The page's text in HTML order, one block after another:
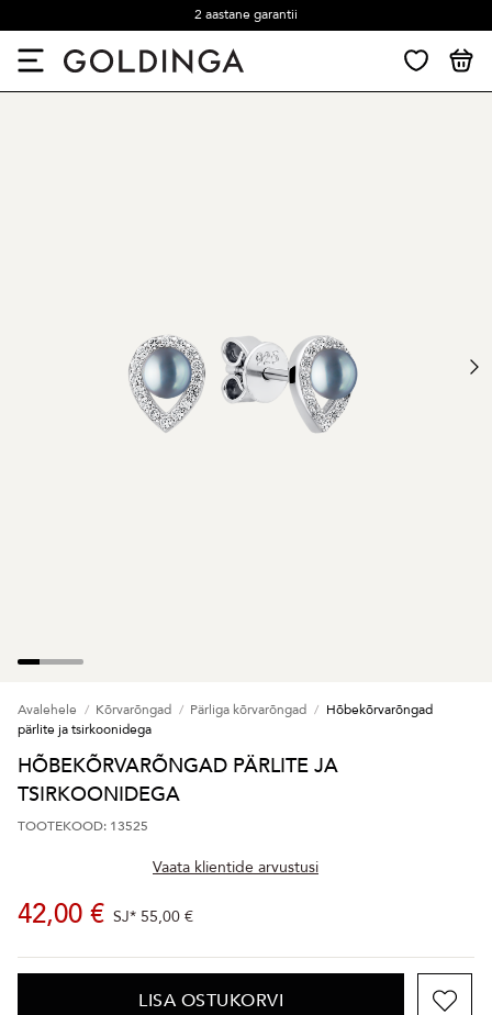
2 aastane garantii
Avalehele Kõrvarõngad Pärliga kõrvarõngad
Hõbekõrvarõngad
pärlite ja tsirkoonidega
HÕBEKÕRVARÕNGAD PÄRLITE JA
TSIRKOONIDEGA
TOOTEKOOD: 13525
Vaata klientide arvustusi
42,00 € SJ* 55,00 €
LISA OSTUKORVI